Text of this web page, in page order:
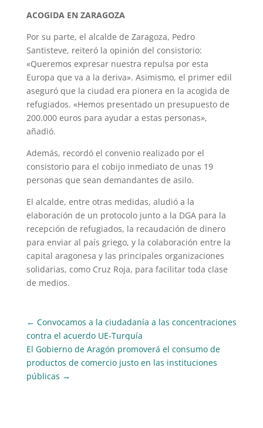
ACOGIDA EN ZARAGOZA
Por su parte, el alcalde de Zaragoza, Pedro
Santisteve, reiteró la opinión del consistorio:
«Queremos expresar nuestra repulsa por esta
Europa que va a la deriva». Asimismo, el primer edil
aseguró que la ciudad era pionera en la acogida de
refugiados. «Hemos presentado un presupuesto de
200.000 euros para ayudar a estas personas»,
añadió.
Además, recordó el convenio realizado por el
consistorio para el cobijo inmediato de unas 19
personas que sean demandantes de asilo.
El alcalde, entre otras medidas, aludió a la
elaboración de un protocolo junto a la DGA para la
recepción de refugiados, la recaudación de dinero
para enviar al país griego, y la colaboración entre la
capital aragonesa y las principales organizaciones
solidarias, como Cruz Roja, para facilitar toda clase
de medios.
← Convocamos a la ciudadanía a las concentraciones
contra el acuerdo UE-Turquía
El Gobierno de Aragón promoverá el consumo de
productos de comercio justo en las instituciones
públicas →